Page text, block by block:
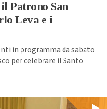
Patrono San
Leva e i
in programma da sabato
per celebrare il Santo